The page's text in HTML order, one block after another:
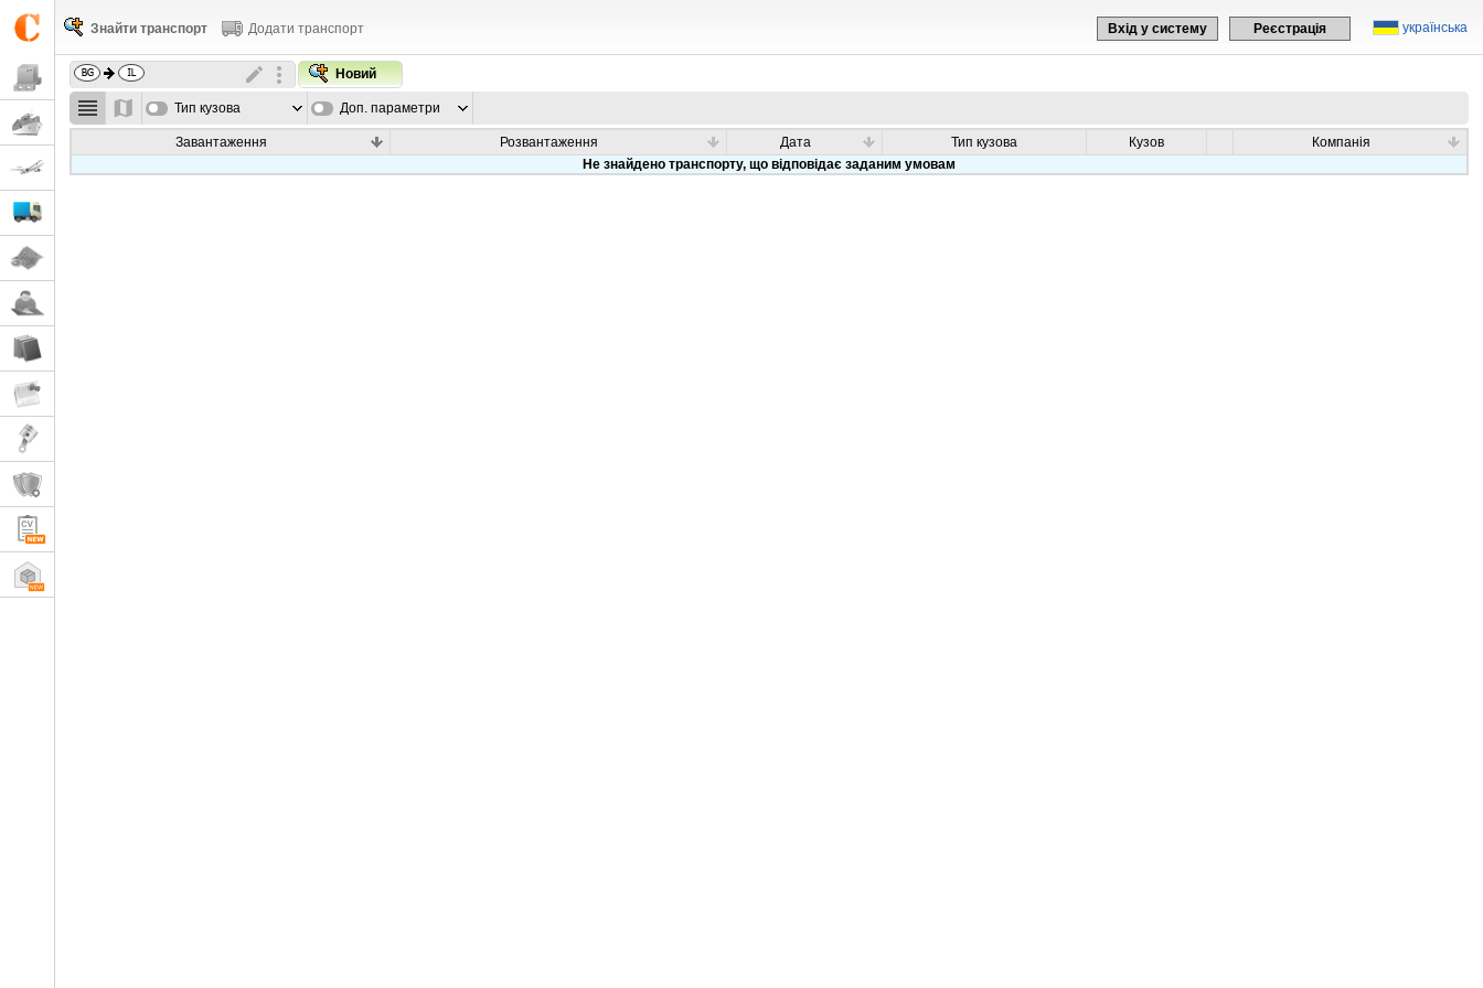
українська
Вхід у систему Реєстрація
Знайти транспорт Додати транспорт
Новий
Тип кузова Доп. параметри
Завантаження Розвантаження Дата Тип кузова Кузов
Компанія
Не знайдено транспорту, що відповідає заданим умовам